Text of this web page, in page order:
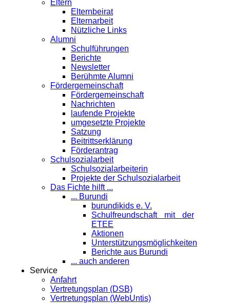
Eltern
Elternbeirat
Elternarbeit
Nützliche Links
Alumni
Schulführungen
Berichte
Newsletter
Berühmte Alumni
Förder­gemeinschaft
Fördergemeinschaft
Nachrichten
laufende Projekte
umgesetzte Projekte
Satzung
Beitrittserklärung
Förderantrag
Schul­sozialarbeit
Schulsozialarbeiterin
Projekte der Schulsozialarbeit
Das Fichte hilft ...
... Burundi
burundikids e. V.
Schulfreundschaft mit der
ETEE
Aktionen
Unterstützungsmöglichkeiten
Berichte aus Burundi
... auch anderen
Service
Anfahrt
Vertretungsplan (DSB)
Vertretungsplan (WebUntis)